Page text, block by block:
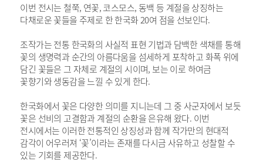
이번 전시는 철쭉, 연꽃, 코스모스, 동백 등 계절을 상징하는
다채로운 꽃들을 주제로 한 한국화 20여 점을 선보인다.
조작가는 전통 한국화의 사실적 표현 기법과 담백한 색채를 통해
꽃의 생명력과 순간의 아름다움을 섬세하게 포착하고 화폭 위에
담긴 꽃들은 그 자체로 계절의 시이며, 보는 이로 하여금
꽃향기와 생동감을 느낄 수 있게 한다.
한국화에서 꽃은 다양한 의미를 지니는데 그 중 사군자에서 보듯
꽃은 선비의 고결함과 계절의 순환을 은유해 왔다. 이번
전시에서는 이러한 전통적인 상징성과 함께 작가만의 현대적
감각이 어우러져 ‘꽃’이라는 존재를 다시금 사유하고 성찰할 수
있는 기회를 제공한다.